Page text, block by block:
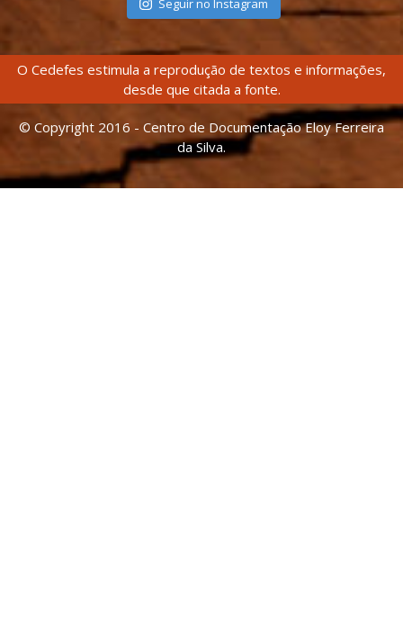
Seguir no Instagram
O Cedefes estimula a reprodução de textos e informações,
desde que citada a fonte.
© Copyright 2016 - Centro de Documentação Eloy Ferreira
da Silva.